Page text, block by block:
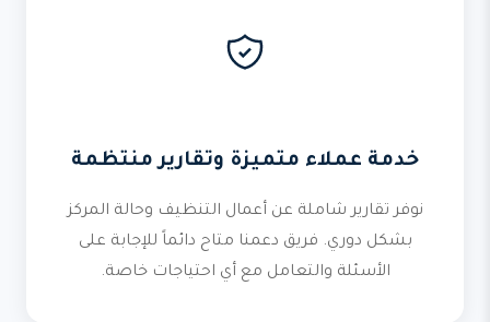
خدمة عملاء متميزة وتقارير منتظمة
نوفر تقارير شاملة عن أعمال التنظيف وحالة المركز
بشكل دوري. فريق دعمنا متاح دائماً للإجابة على
الأسئلة والتعامل مع أي احتياجات خاصة.